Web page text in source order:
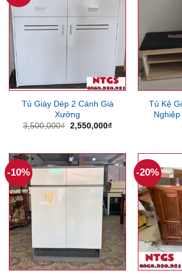
Tủ Giày Dép 2 Cánh Giá
Xưởng
3,500,000₫ Giá
2,550,000₫Giá
2,550,000₫.
Tủ Kệ
-10% -20%